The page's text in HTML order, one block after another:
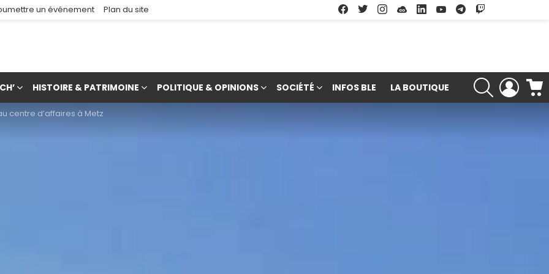
un événement Plan du site Facebook
TwitterInstagramSoundcloud
LinkedinYoutubeGoogle Play
HISTOIRE & PATRIMOINE POLITIQUE & OPINIONS SOCIÉTÉ INFOS BLE LA BOUTIQUE
RECHERCHE
LOGIN
centre d’affaires à Metz